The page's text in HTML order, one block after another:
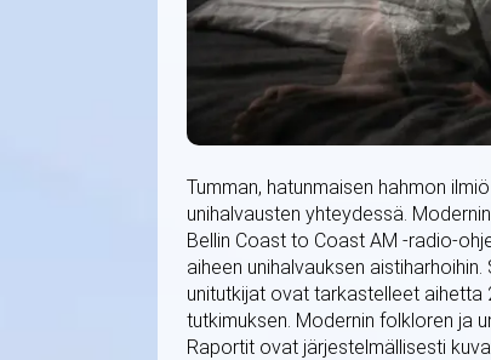
Tumman, hatunmaisen hahmon
unihalvausten yhteydessä.
Bellin Coast to Coast AM -radio-
aiheen unihalvauksen
unitutkijat ovat tarkastelleet aihetta
tutkimuksen. Modernin folkloren ja
Raportit ovat järjestelmällisesti